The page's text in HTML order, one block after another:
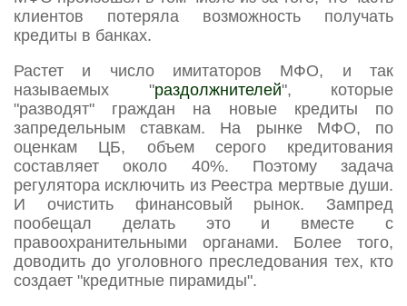
клиентов потеряла возможность получать
кредиты в банках.
Растет и число имитаторов МФО, и так
называемых "раздолжнителей", которые
"разводят" граждан на новые кредиты по
запредельным ставкам. На рынке МФО, по
оценкам ЦБ, объем серого кредитования
составляет около 40%. Поэтому задача
регулятора исключить из Реестра мертвые души.
И очистить финансовый рынок. Зампред
пообещал делать это и вместе с
правоохранительными органами. Более того,
доводить до уголовного преследования тех, кто
создает "кредитные пирамиды".